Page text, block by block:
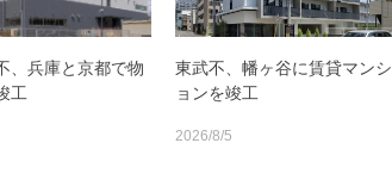
、兵庫と京都で物
工
東武不、幡ヶ谷に賃貸マンシ
ョンを竣工
2026/8/5